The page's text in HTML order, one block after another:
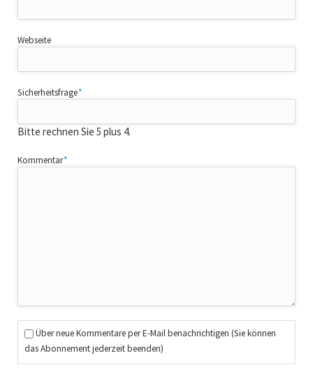
Webseite
Pflichtfeld
Sicherheitsfrage*
Bitte rechnen Sie 5 plus 4.
Pflichtfeld
Kommentar*
Über neue Kommentare per E-Mail benachrichtigen (Sie können
das Abonnement jederzeit beenden)